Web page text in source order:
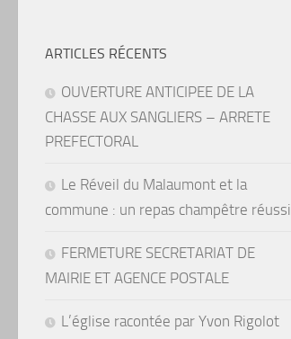
ARTICLES RÉCENTS
OUVERTURE ANTICIPEE DE LA
CHASSE AUX SANGLIERS – ARRETE
PREFECTORAL
Le Réveil du Malaumont et la
commune : un repas champêtre réussi
FERMETURE SECRETARIAT DE
MAIRIE ET AGENCE POSTALE
L’église racontée par Yvon Rigolot